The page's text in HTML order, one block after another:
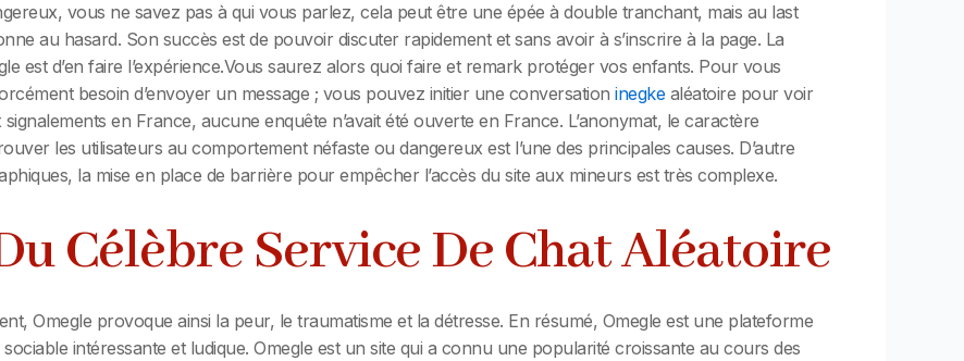
vous ne savez pas à qui vous parlez, cela peut être une épée à double tranchant, mais au last
au hasard. Son succès est de pouvoir discuter rapidement et sans avoir à s’inscrire à la page. La
est d’en faire l’expérience.Vous saurez alors quoi faire et remark protéger vos enfants. Pour vous
besoin d’envoyer un message ; vous pouvez initier une conversation inegkealéatoire pour voir
en France, aucune enquête n’avait été ouverte en France. L’anonymat, le caractère
les utilisateurs au comportement néfaste ou dangereux est l’une des principales causes. D’autre
la mise en place de barrière pour empêcher l’accès du site aux mineurs est très complexe.
Célèbre Service De Chat Aléatoire
Omegle provoque ainsi la peur, le traumatisme et la détresse. En résumé, Omegle est une plateforme
intéressante et ludique. Omegle est un site qui a connu une popularité croissante au cours des